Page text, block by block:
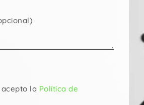
la Política de